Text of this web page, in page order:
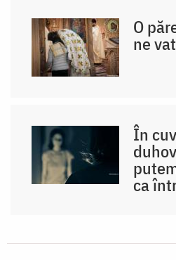
O
ne
În
ca